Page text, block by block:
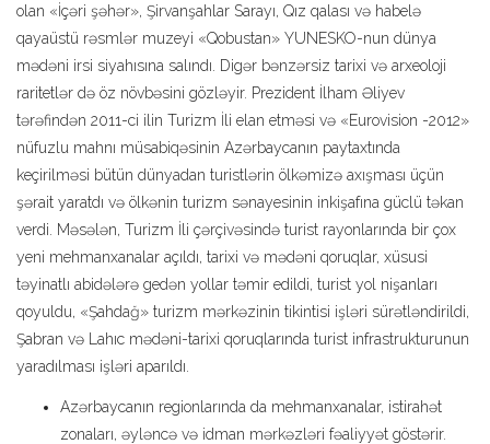
olan «İçəri şəhər», Şirvanşahlar Sarayı, Qız qalası və habelə
qayaüstü rəsmlər muzeyi «Qobustan» YUNESKO-nun dünya
mədəni irsi siyahısına salındı. Digər bənzərsiz tarixi və arxeoloji
raritetlər də öz növbəsini gözləyir. Prezident İlham Əliyev
tərəfindən 2011-ci ilin Turizm İli elan etməsi və «Eurovision -2012»
nüfuzlu mahnı müsabiqəsinin Azərbaycanın paytaxtında
keçirilməsi bütün dünyadan turistlərin ölkəmizə axışması üçün
şərait yaratdı və ölkənin turizm sənayesinin inkişafına güclü təkan
verdi. Məsələn, Turizm İli çərçivəsində turist rayonlarında bir çox
yeni mehmanxanalar açıldı, tarixi və mədəni qoruqlar, xüsusi
təyinatlı abidələrə gedən yollar təmir edildi, turist yol nişanları
qoyuldu, «Şahdağ» turizm mərkəzinin tikintisi işləri sürətləndirildi,
Şabran və Lahıc mədəni-tarixi qoruqlarında turist infrastrukturunun
yaradılması işləri aparıldı.
Azərbaycanın regionlarında da mehmanxanalar, istirahət
zonaları, əyləncə və idman mərkəzləri fəaliyyət göstərir.